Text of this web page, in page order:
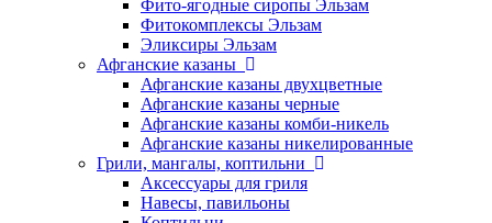
Фито-ягодные сиропы Эльзам
Фитокомплексы Эльзам
Эликсиры Эльзам
Афганские казаны
Афганские казаны двухцветные
Афганские казаны черные
Афганские казаны комби-никель
Афганские казаны никелированные
Грили, мангалы, коптильни
Аксессуары для гриля
Навесы, павильоны